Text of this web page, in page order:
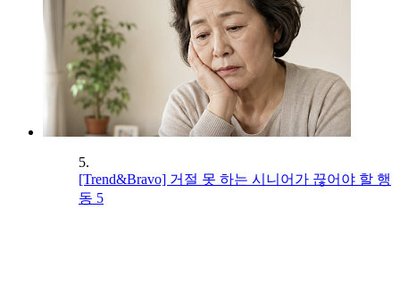
5.
[Trend&Bravo] 거절 못 하는 시니어가 끊어야 할 행
동 5